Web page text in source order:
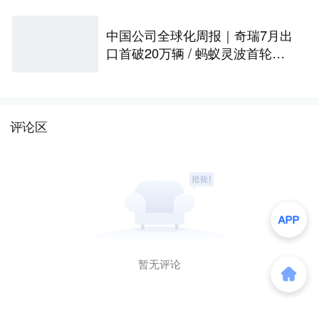
中国公司全球化周报｜奇瑞7月出
口首破20万辆 / 蚂蚁灵波首轮融
评论区
暂无评论